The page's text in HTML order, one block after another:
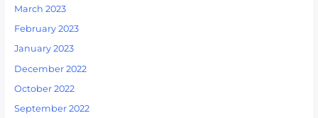
March 2023
February 2023
January 2023
December 2022
October 2022
September 2022